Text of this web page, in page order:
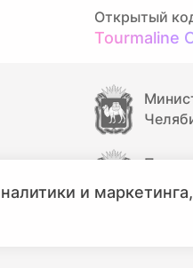
Открытый
Tourmaline
и